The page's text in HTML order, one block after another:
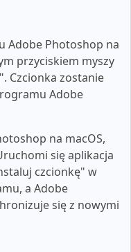
Adobe Photoshop na
przyciskiem myszy
Czcionka zostanie
Adobe
na macOS,
się aplikacja
czcionkę" w
a Adobe
się z nowymi